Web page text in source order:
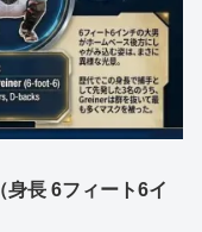
長 6フィート6イ